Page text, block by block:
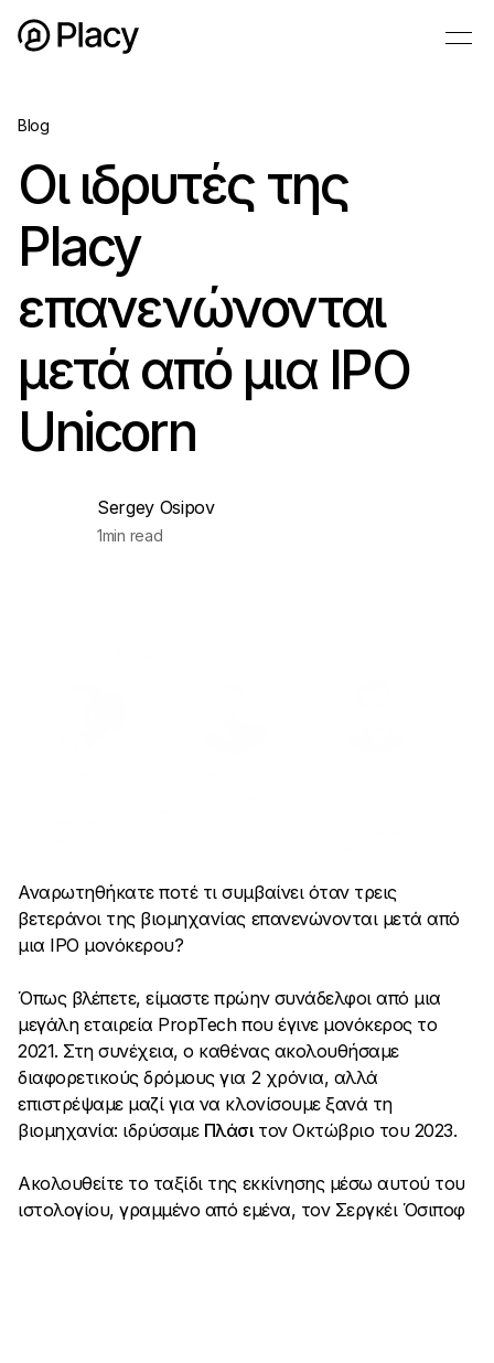
Blog
Οι ιδρυτές της
Placy
επανενώνονται
μετά από μια IPO
Unicorn
Sergey Osipov
1min read
Αναρωτηθήκατε ποτέ τι συμβαίνει όταν τρεις
βετεράνοι της βιομηχανίας επανενώνονται μετά από
μια IPO μονόκερου?
Όπως βλέπετε, είμαστε πρώην συνάδελφοι από μια
μεγάλη εταιρεία PropTech που έγινε μονόκερος το
2021. Στη συνέχεια, ο καθένας ακολουθήσαμε
διαφορετικούς δρόμους για 2 χρόνια, αλλά
επιστρέψαμε μαζί για να κλονίσουμε ξανά τη
βιομηχανία: ιδρύσαμε Πλάσιτον Οκτώβριο του 2023.
Ακολουθείτε το ταξίδι της εκκίνησης μέσω αυτού του
ιστολογίου, γραμμένο από εμένα, τον Σεργκέι Όσιποφ